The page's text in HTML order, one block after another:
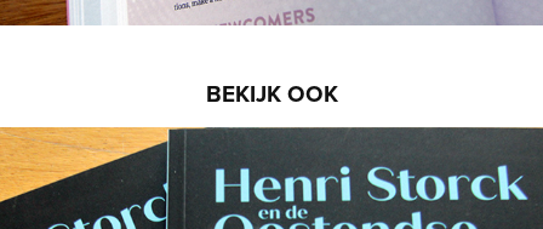
BEKIJK OOK
Henri Storck en de Oostendse schilders